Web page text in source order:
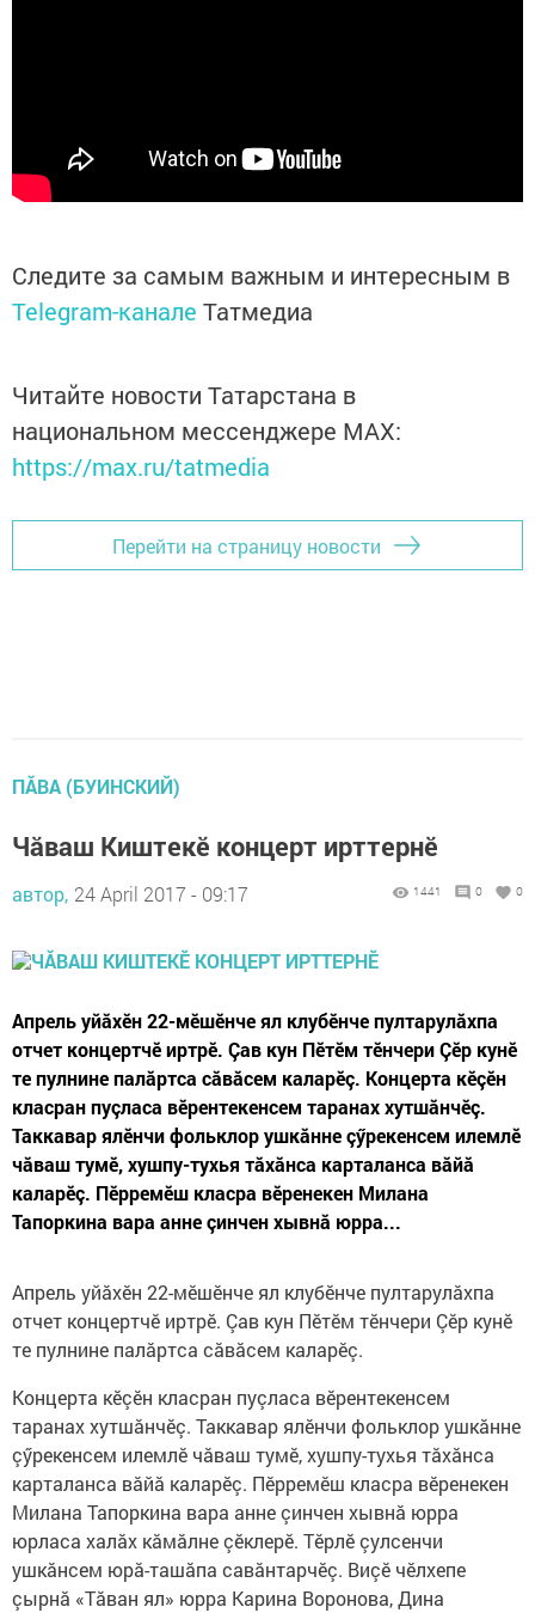
Следите за самым важным и интересным в
Telegram-канале Татмедиа
Читайте новости Татарстана в
национальном мессенджере MАХ:
https://max.ru/tatmedia
Перейти на страницу новости
ПĂВА (БУИНСКИЙ)
Чăваш Киштекӗ концерт ирттернӗ
автор, 24 April 2017 - 09:17 1441 0 0
Апрель уйăхĕн 22-мĕшĕнче ял клубĕнче пултарулăхпа
отчет концертчӗ иртрĕ. Çав кун Пĕтĕм тĕнчери Çĕр кунĕ
те пулнине палăртса сăвăсем каларĕç. Концерта кĕçĕн
класран пуçласа вĕрентекенсем таранах хутшăнчĕç.
Таккавар ялĕнчи фольклор ушкăнне çӳрекенсем илемлĕ
чăваш тумĕ, хушпу-тухья тăхăнса карталанса вăйă
каларĕç. Пĕрремĕш класра вĕренекен Милана
Тапоркина вара анне çинчен хывнă юрра...
Апрель уйăхĕн 22-мĕшĕнче ял клубĕнче пултарулăхпа
отчет концертчӗ иртрĕ. Çав кун Пĕтĕм тĕнчери Çĕр кунĕ
те пулнине палăртса сăвăсем каларĕç.
Концерта кĕçĕн класран пуçласа вĕрентекенсем
таранах хутшăнчĕç. Таккавар ялĕнчи фольклор ушкăнне
çӳрекенсем илемлĕ чăваш тумĕ, хушпу-тухья тăхăнса
карталанса вăйă каларĕç. Пĕрремĕш класра вĕренекен
Милана Тапоркина вара анне çинчен хывнă юрра
юрласа халăх кăмăлне çӗклерӗ. Тĕрлĕ çулсенчи
ушкăнсем юрă-ташăпа савăнтарчĕç. Виçĕ чĕлхепе
çырнă «Тăван ял» юрра Карина Воронова, Дина